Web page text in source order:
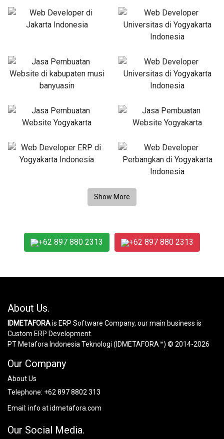
+62 897 880 2313 +62 897 880 2313
About Us.
IDMETAFORAis ERP Software Company, our main business is
Custom ERP Development.
PT Metafora Indonesia Teknologi (IDMETAFORA™) © 2014-2026
Our Company
About Us
Telephone: +62 897 8802 313
Email: info at idmetafora.com
Our Social Media.